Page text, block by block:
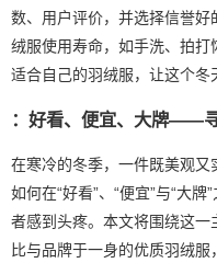
数、用户评价，并选择信誉好
绒服使用寿命，如手洗、拍
适合自己的羽绒服，让这个冬
：好看、便宜、大牌——
在寒冷的冬季，一件既美观又
如何在“好看”、“便宜”与“大
者感到头疼。本文将围绕这
比与品牌于一身的优质羽绒服